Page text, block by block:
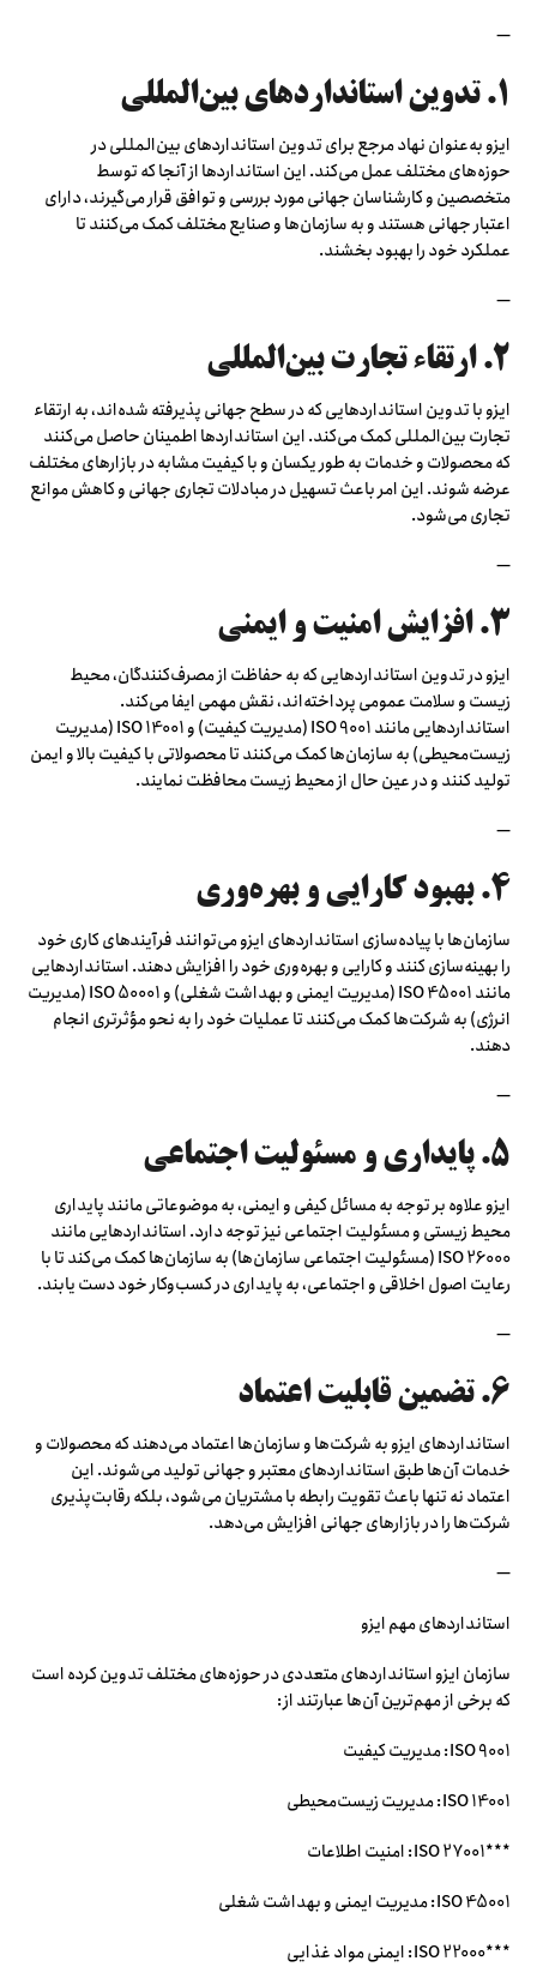
—
۱. تدوین استانداردهای بین‌المللی
ایزو به‌عنوان نهاد مرجع برای تدوین استانداردهای بین‌المللی در
حوزه‌های مختلف عمل می‌کند. این استانداردها از آنجا که توسط
متخصصین و کارشناسان جهانی مورد بررسی و توافق قرار می‌گیرند، دارای
اعتبار جهانی هستند و به سازمان‌ها و صنایع مختلف کمک می‌کنند تا
عملکرد خود را بهبود بخشند.
—
۲. ارتقاء تجارت بین‌المللی
ایزو با تدوین استانداردهایی که در سطح جهانی پذیرفته شده‌اند، به ارتقاء
تجارت بین‌المللی کمک می‌کند. این استانداردها اطمینان حاصل می‌کنند
که محصولات و خدمات به طور یکسان و با کیفیت مشابه در بازارهای مختلف
عرضه شوند. این امر باعث تسهیل در مبادلات تجاری جهانی و کاهش موانع
تجاری می‌شود.
—
۳. افزایش امنیت و ایمنی
ایزو در تدوین استانداردهایی که به حفاظت از مصرف‌کنندگان، محیط
زیست و سلامت عمومی پرداخته‌اند، نقش مهمی ایفا می‌کند.
استانداردهایی مانند ISO 9001 (مدیریت کیفیت) و ISO 14001 (مدیریت
زیست‌محیطی) به سازمان‌ها کمک می‌کنند تا محصولاتی با کیفیت بالا و ایمن
تولید کنند و در عین حال از محیط زیست محافظت نمایند.
—
۴. بهبود کارایی و بهره‌وری
سازمان‌ها با پیاده‌سازی استانداردهای ایزو می‌توانند فرآیندهای کاری خود
را بهینه‌سازی کنند و کارایی و بهره‌وری خود را افزایش دهند. استانداردهایی
مانند ISO 45001 (مدیریت ایمنی و بهداشت شغلی) و ISO 50001 (مدیریت
انرژی) به شرکت‌ها کمک می‌کنند تا عملیات خود را به نحو مؤثرتری انجام
دهند.
—
۵. پایداری و مسئولیت اجتماعی
ایزو علاوه بر توجه به مسائل کیفی و ایمنی، به موضوعاتی مانند پایداری
محیط زیستی و مسئولیت اجتماعی نیز توجه دارد. استانداردهایی مانند
ISO 26000 (مسئولیت اجتماعی سازمان‌ها) به سازمان‌ها کمک می‌کند تا با
رعایت اصول اخلاقی و اجتماعی، به پایداری در کسب‌وکار خود دست یابند.
—
۶. تضمین قابلیت اعتماد
استانداردهای ایزو به شرکت‌ها و سازمان‌ها اعتماد می‌دهند که محصولات و
خدمات آن‌ها طبق استانداردهای معتبر و جهانی تولید می‌شوند. این
اعتماد نه تنها باعث تقویت رابطه با مشتریان می‌شود، بلکه رقابت‌پذیری
شرکت‌ها را در بازارهای جهانی افزایش می‌دهد.
—
استانداردهای مهم ایزو
سازمان ایزو استانداردهای متعددی در حوزه‌های مختلف تدوین کرده است
که برخی از مهم‌ترین آن‌ها عبارتند از:
ISO 9001: مدیریت کیفیت
ISO 14001: مدیریت زیست‌محیطی
***ISO 27001: امنیت اطلاعات
ISO 45001: مدیریت ایمنی و بهداشت شغلی
***ISO 22000: ایمنی مواد غذایی